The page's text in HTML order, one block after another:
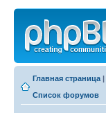
Главная страница |
Список форумов